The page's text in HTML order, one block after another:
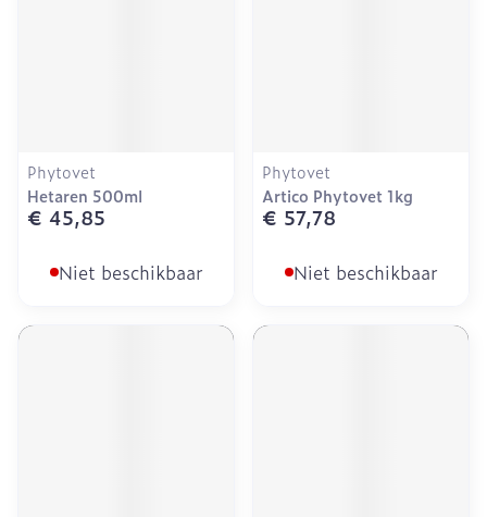
Phytovet
Hetaren 500ml
€ 45,85
Niet beschikbaar
Phytovet
Artico Phytovet 1kg
€ 57,78
Niet beschikbaar